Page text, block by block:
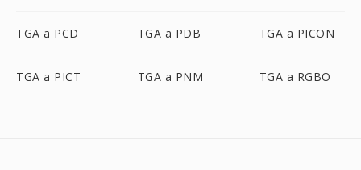
TGA a PCD TGA a PDB TGA a PICON
TGA a PICT TGA a PNM TGA a RGBO